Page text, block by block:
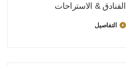
الفنادق & الاستراحات
التفاصيل